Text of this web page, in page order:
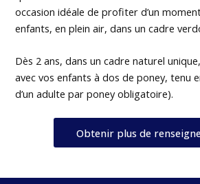
occasion idéale de profiter d’un
enfants, en plein air, dans un cadre
Dès 2 ans, dans un cadre naturel
avec vos enfants à dos de poney, tenu
d’un adulte par poney obligatoire).
Obtenir plus de